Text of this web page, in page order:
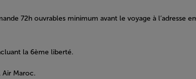
72h ouvrables minimum avant le voyage à l’adresse
la 6ème liberté.
Air Maroc.